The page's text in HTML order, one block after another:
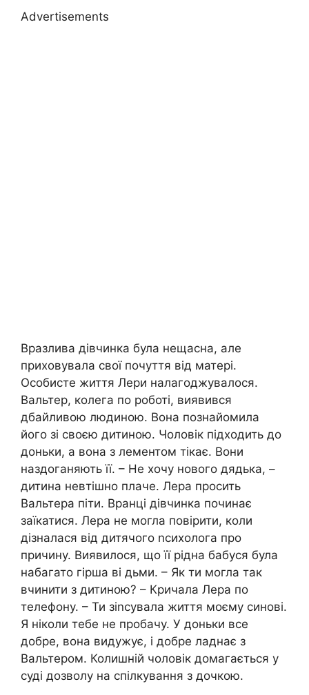
Advertisements
Вразлива дівчинка була нещасна, але
приховувала свої почуття від матері.
Особисте життя Лери налагоджувалося.
Вальтер, колега по роботі, виявився
дбайливою людиною. Вона познайомила
його зі своєю дитиною. Чоловік підходить до
доньки, а вона з лементом тікає. Вони
наздоганяють її. – Не хочу нового дядька, –
дитина невтішно плаче. Лера просить
Вальтера піти. Вранці дівчинка починає
заїкатися. Лера не могла повірити, коли
дізналася від дитячого nсихолога про
причину. Виявилося, що її рідна бабуся була
набагато гірша ві дьми. – Як ти могла так
вчинити з дитиною? – Кричала Лера по
телефону. – Ти зіnсувала життя моєму синові.
Я ніколи тебе не пробачу. У доньки все
добре, вона видужує, і добре ладнає з
Вальтером. Колишній чоловік домагається у
суді дозволу на спілкування з дочкою.